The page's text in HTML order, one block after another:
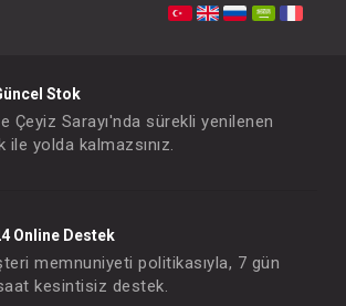
Stok
Çeyiz Sarayı'nda sürekli yenilenen
ile yolda kalmazsınız.
Online Destek
memnuniyeti politikasıyla, 7 gün
kesintisiz destek.